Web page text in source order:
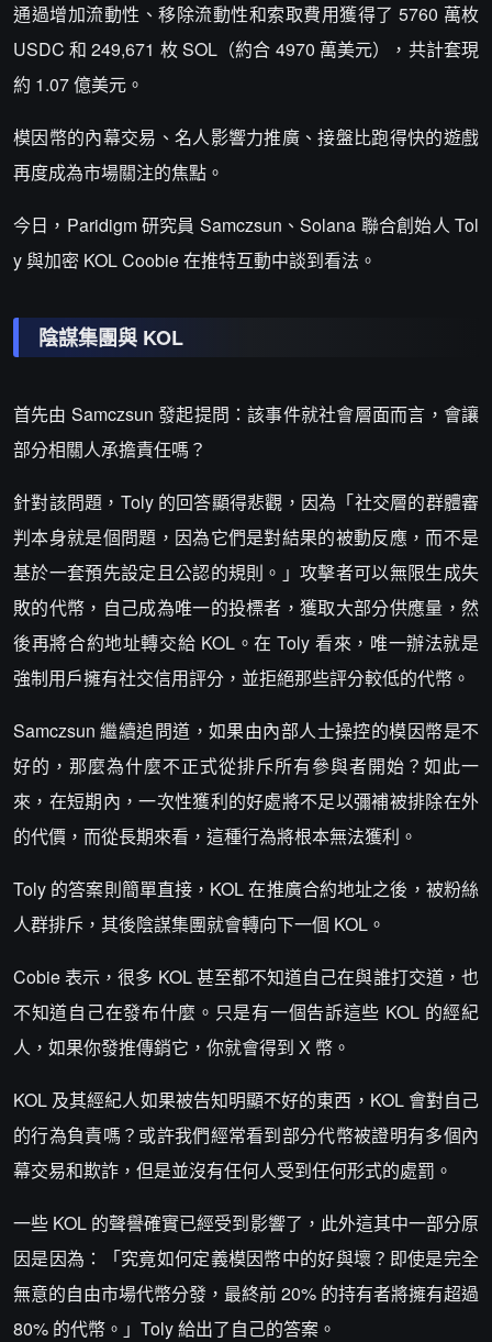
通過增加流動性、移除流動性和索取費用獲得了 5760 萬枚
USDC 和 249,671 枚 SOL（約合 4970 萬美元），共計套現
約 1.07 億美元。
模因幣的內幕交易、名人影響力推廣、接盤比跑得快的遊戲
再度成為市場關注的焦點。
今日，Paridigm 研究員 Samczsun、Solana 聯合創始人 Tol
y 與加密 KOL Coobie 在推特互動中談到看法。
陰謀集團與 KOL
首先由 Samczsun 發起提問：該事件就社會層面而言，會讓
部分相關人承擔責任嗎？
針對該問題，Toly 的回答顯得悲觀，因為「社交層的群體審
判本身就是個問題，因為它們是對結果的被動反應，而不是
基於一套預先設定且公認的規則。」攻擊者可以無限生成失
敗的代幣，自己成為唯一的投標者，獲取大部分供應量，然
後再將合約地址轉交給 KOL。在 Toly 看來，唯一辦法就是
強制用戶擁有社交信用評分，並拒絕那些評分較低的代幣。
Samczsun 繼續追問道，如果由內部人士操控的模因幣是不
好的，那麼為什麼不正式從排斥所有參與者開始？如此一
來，在短期內，一次性獲利的好處將不足以彌補被排除在外
的代價，而從長期來看，這種行為將根本無法獲利。
Toly 的答案則簡單直接，KOL 在推廣合約地址之後，被粉絲
人群排斥，其後陰謀集團就會轉向下一個 KOL。
Cobie 表示，很多 KOL 甚至都不知道自己在與誰打交道，也
不知道自己在發布什麼。只是有一個告訴這些 KOL 的經紀
人，如果你發推傳銷它，你就會得到 X 幣。
KOL 及其經紀人如果被告知明顯不好的東西，KOL 會對自己
的行為負責嗎？或許我們經常看到部分代幣被證明有多個內
幕交易和欺詐，但是並沒有任何人受到任何形式的處罰。
一些 KOL 的聲譽確實已經受到影響了，此外這其中一部分原
因是因為：「究竟如何定義模因幣中的好與壞？即使是完全
無意的自由市場代幣分發，最終前 20% 的持有者將擁有超過
80% 的代幣。」Toly 給出了自己的答案。